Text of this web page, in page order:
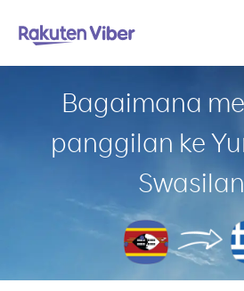
Bagaimana
panggilan ke